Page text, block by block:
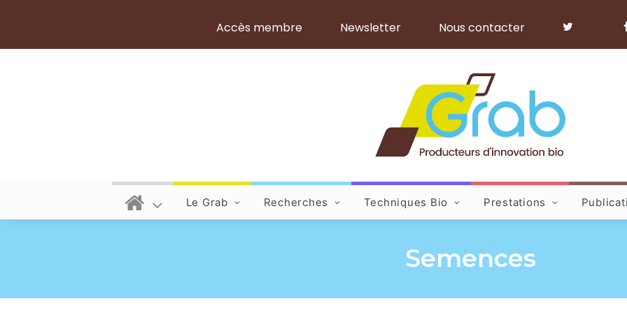
Accès membre Newsletter Nous contacter
Le Grab Recherches Techniques Bio Prestations
Semences